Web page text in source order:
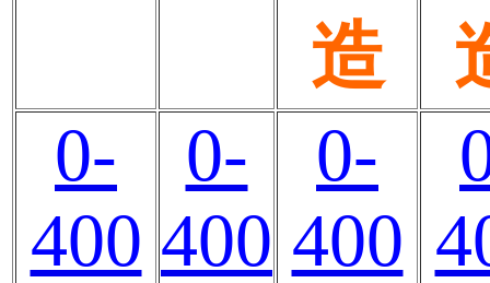
造
0-
400
0-
400
0-
400